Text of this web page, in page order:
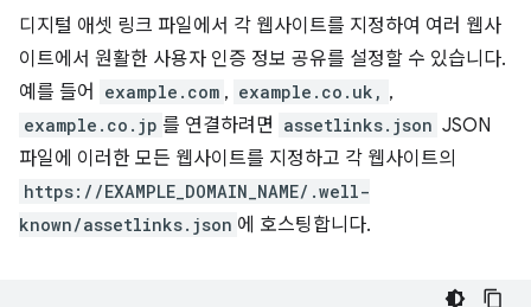
디지털 애셋 링크 파일에서 각 웹사이트를 지정하여 여러 웹사
이트에서 원활한 사용자 인증 정보 공유를 설정할 수 있습니다.
예를 들어
example.com , example.co.uk, ,
example.co.jp 를 연결하려면 assetlinks.json JSON
파일에 이러한 모든 웹사이트를 지정하고 각 웹사이트의
https://EXAMPLE_DOMAIN_NAME/.well-
known/assetlinks.json 에 호스팅합니다.